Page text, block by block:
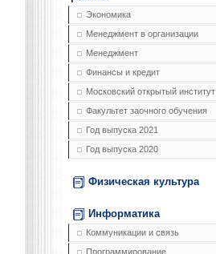
Экономика
Менеджмент в организации
Менеджмент
Финансы и кредит
Московский открытый институт
Факультет заочного обучения
Год выпуска 2021
Год выпуска 2020
Физическая культура
Информатика
Коммуникации и связь
Программирование